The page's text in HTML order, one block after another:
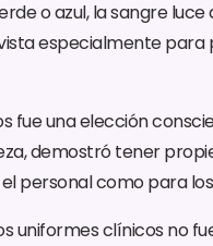
o azul, la sangre luce
especialmente para
fue una elección
demostró tener
personal como para
uniformes clínicos no